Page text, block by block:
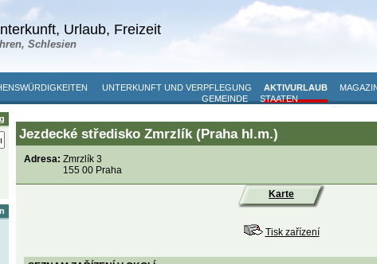
Urlaub, Freizeit
Schlesien
UNTERKUNFT UND VERPFLEGUNG AKTIVURLAUB
GEMEINDE
STAATEN
Jezdecké středisko Zmrzlík (Praha hl.m.)
Adresa: Zmrzlík 3
155 00 Praha
Karte
Tisk zařízení